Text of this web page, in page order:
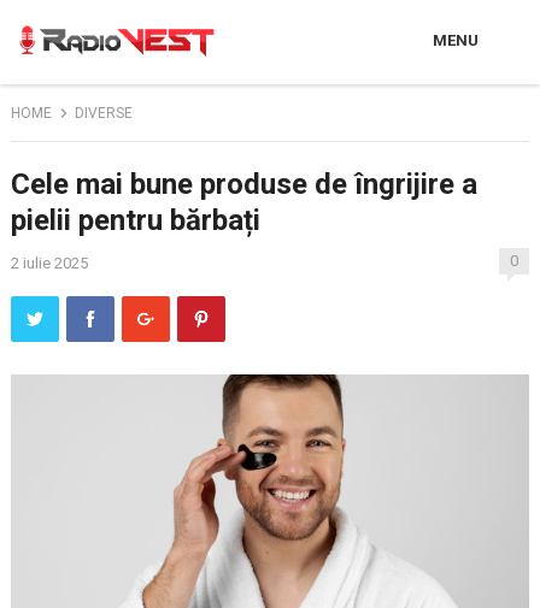
MENU
HOME DIVERSE
Cele mai bune produse de îngrijire a
pielii pentru bărbați
2 iulie 2025 0